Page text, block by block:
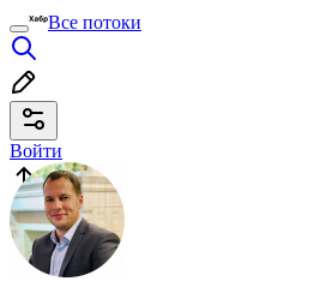
Все потоки
Войти